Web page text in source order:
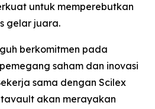
untuk memperebutkan
gelar juara.
berkomitmen pada
saham dan inovasi
sama dengan Scilex
akan merayakan